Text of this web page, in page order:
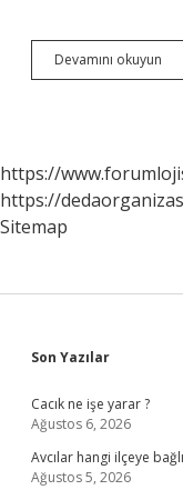
Devamını okuyun
?
https://
https://
Sitemap
Sidebar
Son Yazılar
Cacık ne işe yarar ?
Ağustos 6, 2026
Avcılar hangi ilçeye
Ağustos 5, 2026